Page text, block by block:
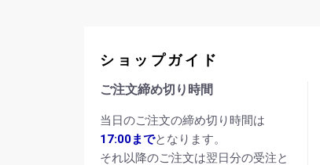
ショップガイド
ご注文締め切り時間
当日のご注文の締め切り時間は
17:00までとなります。
それ以降のご注文は翌日分の受注と